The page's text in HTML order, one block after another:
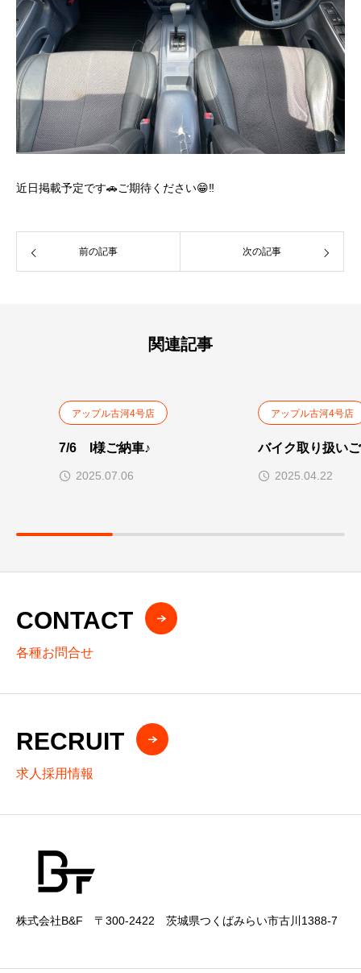
近日掲載予定です🚗ご期待ください😁‼️
前の記事 次の記事
関連記事
アップル古河4号店
7/6 I様ご納車♪
2025.07.06
アップル古河4号店
バイク取り扱い
2025.04.22
CONTACT
各種お問合せ
RECRUIT
求人採用情報
株式会社B&F 〒300-2422 茨城県つくばみらい市古川1388-7